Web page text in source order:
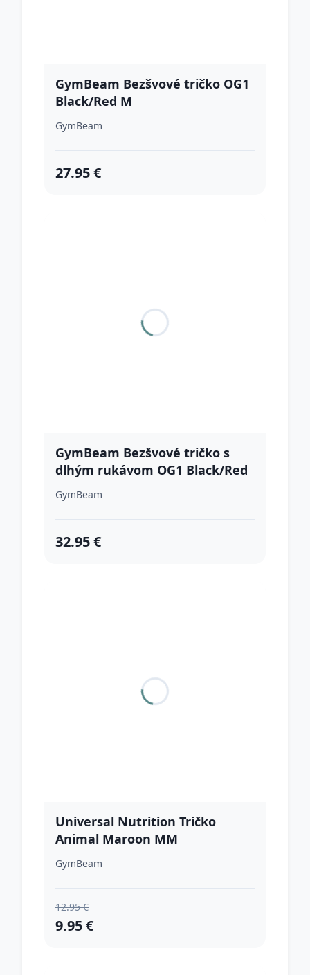
GymBeam Bezšvové tričko OG1
Black/Red M
GymBeam
27.95 €
GymBeam Bezšvové tričko s
dlhým rukávom OG1 Black/Red
M
GymBeam
32.95 €
Universal Nutrition Tričko
Animal Maroon MM
GymBeam
12.95 €
9.95 €